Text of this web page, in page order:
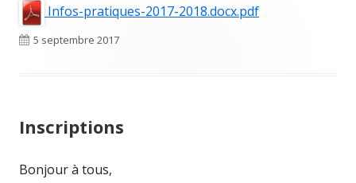
Infos-pratiques-2017-2018.docx.pdf
Publié
5 septembre 2017
Inscriptions
Bonjour à tous,